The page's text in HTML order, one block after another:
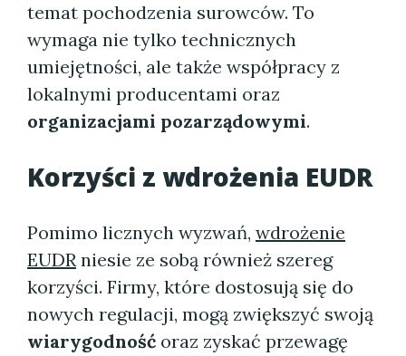
temat pochodzenia surowców. To
wymaga nie tylko technicznych
umiejętności, ale także współpracy z
lokalnymi producentami oraz
organizacjami pozarządowymi.
Korzyści z wdrożenia EUDR
Pomimo licznych wyzwań, wdrożenie
EUDRniesie ze sobą również szereg
korzyści. Firmy, które dostosują się do
nowych regulacji, mogą zwiększyć swoją
wiarygodność oraz zyskać przewagę